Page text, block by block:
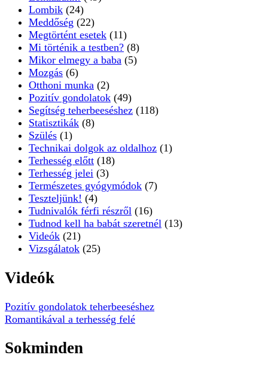
Lombik (24)
Meddőség (22)
Megtörtént esetek (11)
Mi történik a testben? (8)
Mikor elmegy a baba (5)
Mozgás (6)
Otthoni munka (2)
Pozitív gondolatok (49)
Segítség teherbeeséshez (118)
Statisztikák (8)
Szülés (1)
Technikai dolgok az oldalhoz (1)
Terhesség előtt (18)
Terhesség jelei (3)
Természetes gyógymódok (7)
Teszteljünk! (4)
Tudnivalók férfi részről (16)
Tudnod kell ha babát szeretnél (13)
Videók (21)
Vizsgálatok (25)
Videók
Pozitív gondolatok teherbeeséshez
Romantikával a terhesség felé
Sokminden